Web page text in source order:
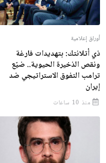
أوراق إعلامية
ذي أتلانتك: بتهديدات فارغة
ونقص الذخيرة الحيوية.. ضيّع
ترامب التفوق الاستراتيجي ضد
إيران
منذ 10 ساعات